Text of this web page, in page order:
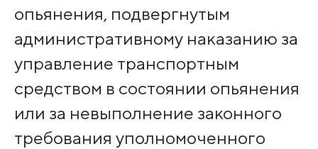
опьянения, подвергнутым
административному наказанию за
управление транспортным
средством в состоянии опьянения
или за невыполнение законного
требования уполномоченного